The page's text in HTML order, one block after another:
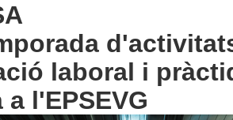
laboral i
l'EPSEVG